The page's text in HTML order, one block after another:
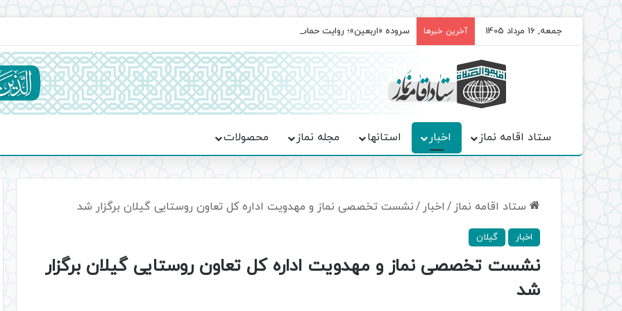
جمعه, 16 مرداد 1405 آخرین خبرها سروده‌ «اربعین»؛ روایت حماسه، استقامت و تمدن‌سازی امت اسلامی
ستاد اقامه نماز اخبار استانها مجله نماز محصولات
ستاد اقامه نماز / اخبار /نشست تخصصی نماز و مهدویت اداره کل تعاون روستایی گیلان برگزار شد
اخبار گیلان
نشست تخصصی نماز و مهدویت اداره کل تعاون روستایی گیلان برگزار
شد